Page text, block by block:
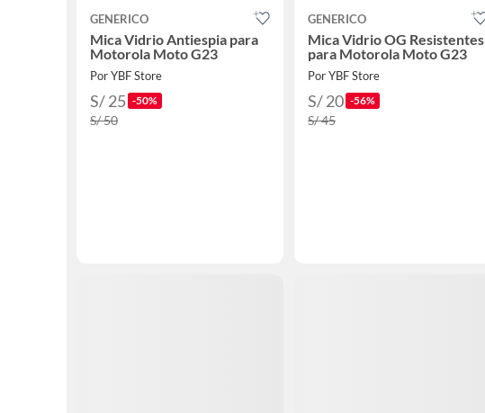
GENERICO
Mica Vidrio Antiespia para
Motorola Moto G23
Por YBF Store
S/ 25 -50%
S/ 50
GENERICO
Mica Vidrio OG Resistentes
para Motorola Moto G23
Por YBF Store
S/ 20 -56%
S/ 45